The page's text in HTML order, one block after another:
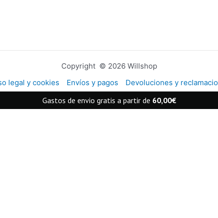
Copyright © 2026 Willshop
legal y cookies
Envíos y pagos Devoluciones y
Gastos de envio gratis a partir de 60,00€